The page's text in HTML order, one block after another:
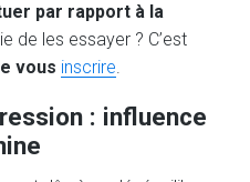
par rapport à la
de les essayer ? C’est
vous inscrire.
: influence